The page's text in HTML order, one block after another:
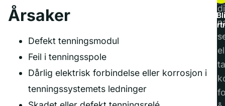
Årsaker
Defekt tenningsmodul
Feil i tenningsspole
Dårlig elektrisk forbindelse eller korrosjon i
tenningssystemets ledninger
ta
Bli